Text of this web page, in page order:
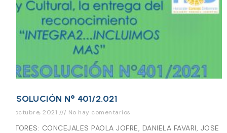
RESOLUCIÓN N° 401/2.021
22 octubre, 2021 No hay comentarios
AUTORES: CONCEJALES PAOLA JOFRE, DANIELA FAVARI, JOSE